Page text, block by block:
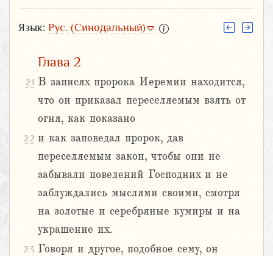
Язык: Рус. (Синодальный)
Глава 2
2:1 В записях пророка Иеремии находится,
что он приказал переселяемым взять от
огня, как показано
2:2 и как заповедал пророк, дав
переселяемым закон, чтобы они не
забывали повелений Господних и не
заблуждались мыслями своими, смотря
на золотые и серебряные кумиры и на
украшение их.
2:3 Говоря и другое, подобное сему, он